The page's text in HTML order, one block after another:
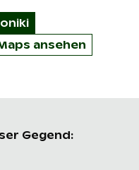
ansehen
Gegend: